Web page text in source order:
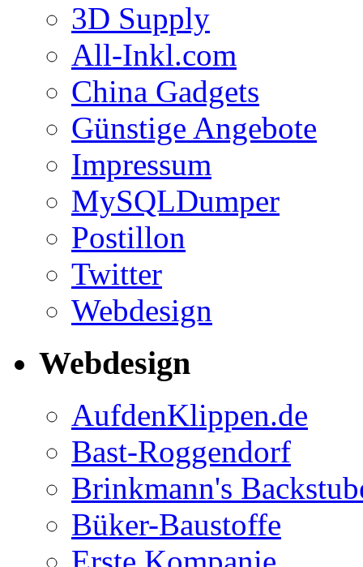
3D Supply
All-Inkl.com
China Gadgets
Günstige Angebote
Impressum
MySQLDumper
Postillon
Twitter
Webdesign
Webdesign
AufdenKlippen.de
Bast-Roggendorf
Brinkmann's
Büker-Baustoffe